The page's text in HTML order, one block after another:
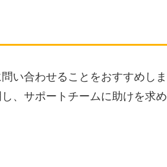
い合わせることをおすすめしま
、サポートチームに助けを求め